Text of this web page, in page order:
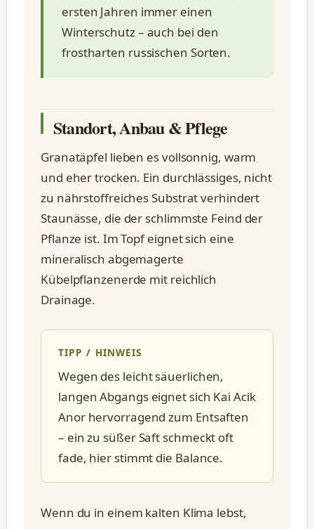
ersten Jahren immer einen
Winterschutz – auch bei den
frostharten russischen Sorten.
Standort, Anbau & Pflege
Granatäpfel lieben es vollsonnig, warm
und eher trocken. Ein durchlässiges, nicht
zu nährstoffreiches Substrat verhindert
Staunässe, die der schlimmste Feind der
Pflanze ist. Im Topf eignet sich eine
mineralisch abgemagerte
Kübelpflanzenerde mit reichlich
Drainage.
TIPP / HINWEIS
Wegen des leicht säuerlichen,
langen Abgangs eignet sich Kai Acik
Anor hervorragend zum Entsaften
– ein zu süßer Saft schmeckt oft
fade, hier stimmt die Balance.
Wenn du in einem kalten Klima lebst,